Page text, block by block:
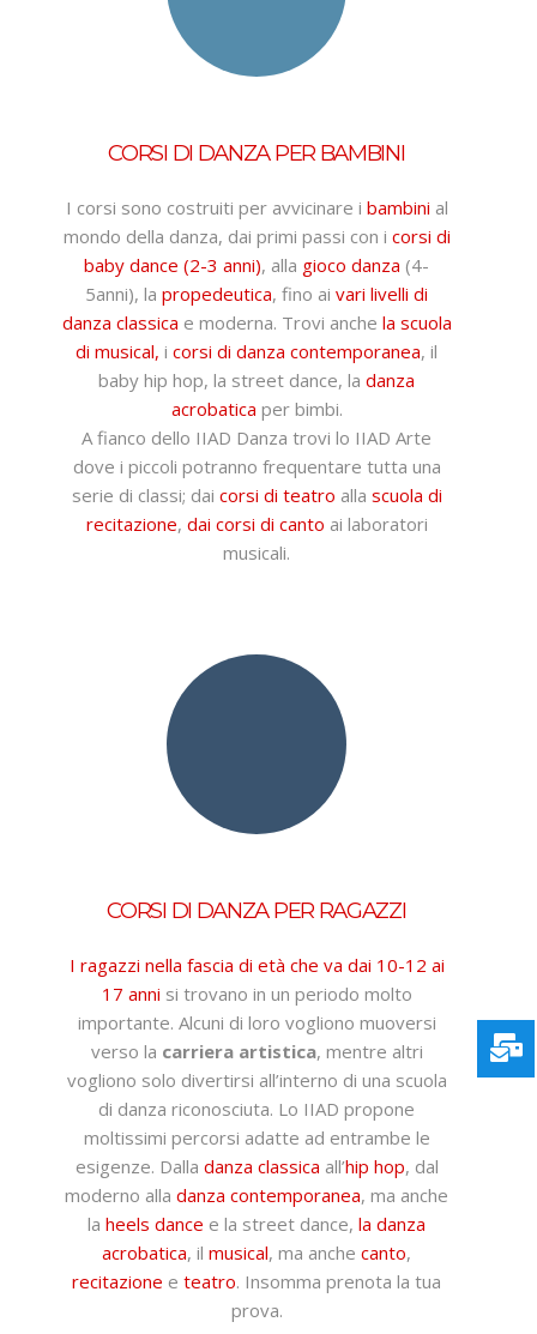
CORSI DI DANZA PER BAMBINI
I corsi sono costruiti per avvicinare i bambini al
mondo della danza, dai primi passi con i corsi di
baby dance (2-3 anni), alla gioco danza (4-
5anni), la propedeutica, fino ai vari livelli di
danza classica e moderna. Trovi anche la scuola
di musical, i corsi di danza contemporanea, il
baby hip hop, la street dance, la danza
acrobatica per bimbi.
A fianco dello IIAD Danza trovi lo IIAD Arte
dove i piccoli potranno frequentare tutta una
serie di classi; dai corsi di teatro alla scuola di
recitazione, dai corsi di canto ai laboratori
musicali.
CORSI DI DANZA PER RAGAZZI
I ragazzi nella fascia di età che va dai 10-12 ai
17 anni si trovano in un periodo molto
importante. Alcuni di loro vogliono muoversi
verso la carriera artistica, mentre altri
vogliono solo divertirsi all’interno di una scuola
di danza riconosciuta. Lo IIAD propone
moltissimi percorsi adatte ad entrambe le
esigenze. Dalla danza classica all’hip hop, dal
moderno alla danza contemporanea, ma anche
la heels dance e la street dance, la danza
acrobatica, il musical, ma anche canto,
recitazione e teatro. Insomma prenota la tua
prova.